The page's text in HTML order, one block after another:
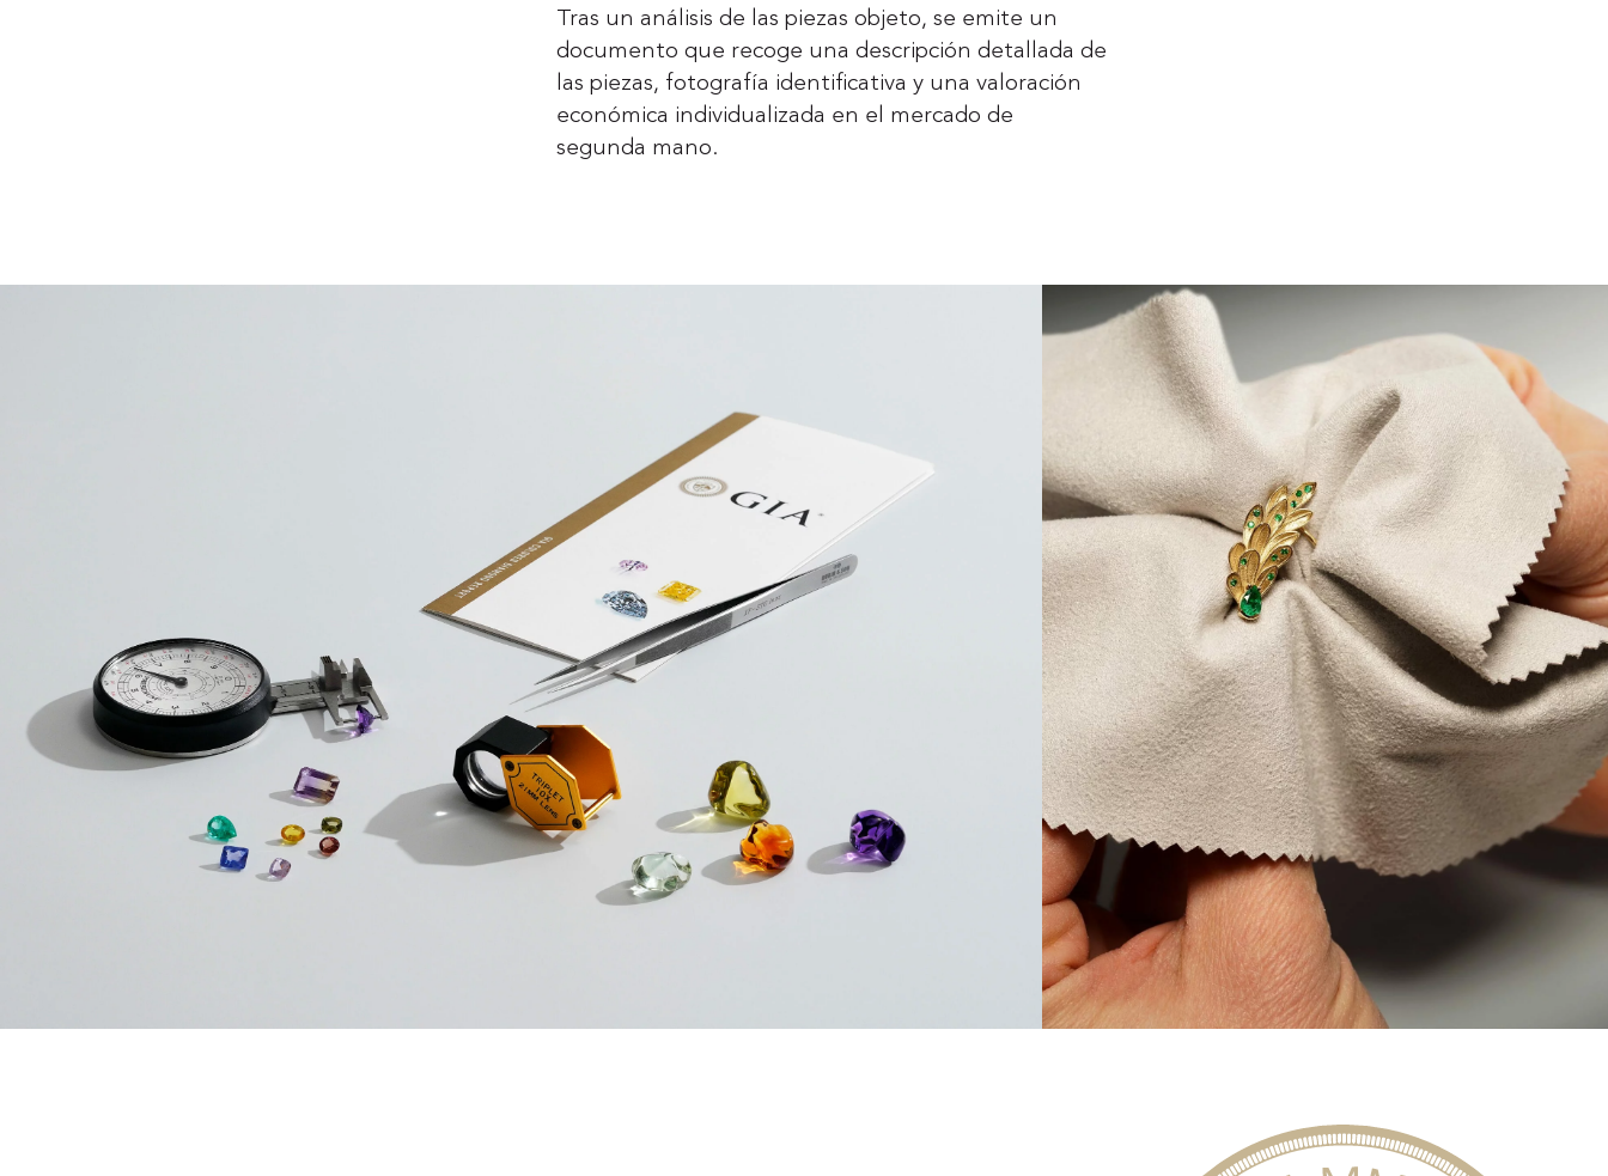
Tras un análisis de las piezas objeto, se emite un
documento que recoge una descripción detallada de
las piezas, fotografía identificativa y una valoración
económica individualizada en el mercado de
segunda mano.